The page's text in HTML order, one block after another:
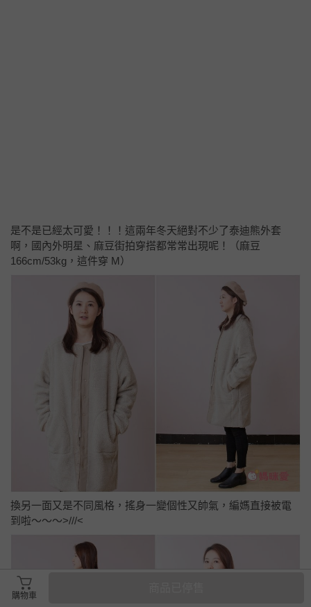
是不是已經太可愛！！！這兩年冬天絕對不少了泰迪熊外套
啊，國內外明星、麻豆街拍穿搭都常常出現呢！（麻豆
166cm/53kg，這件穿 M）
換另一面又是不同風格，搖身一變個性又帥氣，編媽直接被電
到啦～～～>///<
購物車